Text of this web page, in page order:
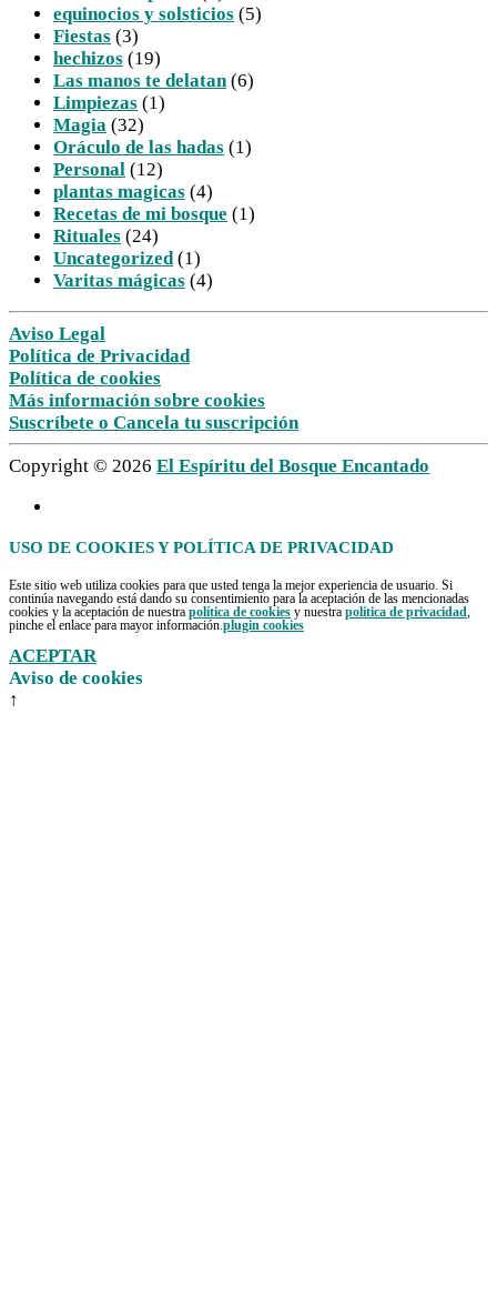
equinocios y solsticios (5)
Fiestas (3)
hechizos (19)
Las manos te delatan(6)
Limpiezas (1)
Magia (32)
Oráculo de las hadas (1)
Personal (12)
plantas magicas (4)
Recetas de mi bosque (1)
Rituales (24)
Uncategorized(1)
Varitas mágicas (4)
Aviso Legal
Política de Privacidad
Política de cookies
Más información sobre cookies
Suscríbete o Cancela tu suscripción
Copyright © 2026 El Espíritu del Bosque Encantado
USO DE COOKIES Y POLÍTICA DE PRIVACIDAD
Este sitio web utiliza cookies para que usted tenga la mejor experiencia de usuario. Si
continúa navegando está dando su consentimiento para la aceptación de las mencionadas
cookies y la aceptación de nuestra política de cookies y nuestra política de privacidad,
pinche el enlace para mayor información.plugin cookies
ACEPTAR
Aviso de cookies
↑